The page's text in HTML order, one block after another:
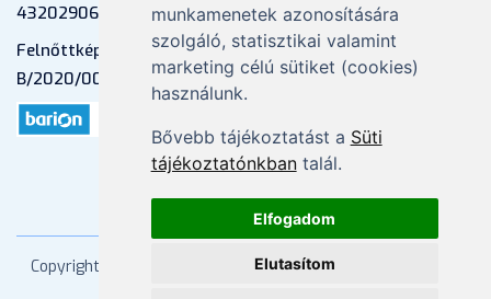
munkamenetek azonosítására
szolgáló, statisztikai valamint
marketing célú sütiket (cookies)
használunk.
Bővebb tájékoztatást a Süti
tájékoztatónkbantalál.
Elfogadom
Elutasítom
43202906-51100005
Felnőttképzési nyilvántartási szám:
B/2020/000053
Copyright 2026 Mprx. Minden jog fenntartva